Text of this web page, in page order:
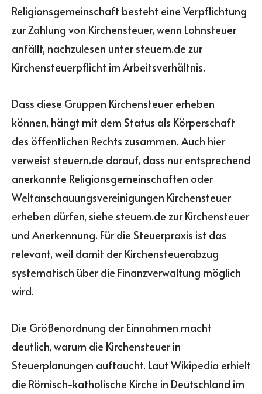
Religionsgemeinschaft besteht eine Verpflichtung
zur Zahlung von Kirchensteuer, wenn Lohnsteuer
anfällt, nachzulesen unter steuern.de zur
Kirchensteuerpflicht im Arbeitsverhältnis.
Dass diese Gruppen Kirchensteuer erheben
können, hängt mit dem Status als Körperschaft
des öffentlichen Rechts zusammen. Auch hier
verweist steuern.de darauf, dass nur entsprechend
anerkannte Religionsgemeinschaften oder
Weltanschauungsvereinigungen Kirchensteuer
erheben dürfen, siehe steuern.de zur Kirchensteuer
und Anerkennung. Für die Steuerpraxis ist das
relevant, weil damit der Kirchensteuerabzug
systematisch über die Finanzverwaltung möglich
wird.
Die Größenordnung der Einnahmen macht
deutlich, warum die Kirchensteuer in
Steuerplanungen auftaucht. Laut Wikipedia erhielt
die Römisch-katholische Kirche in Deutschland im